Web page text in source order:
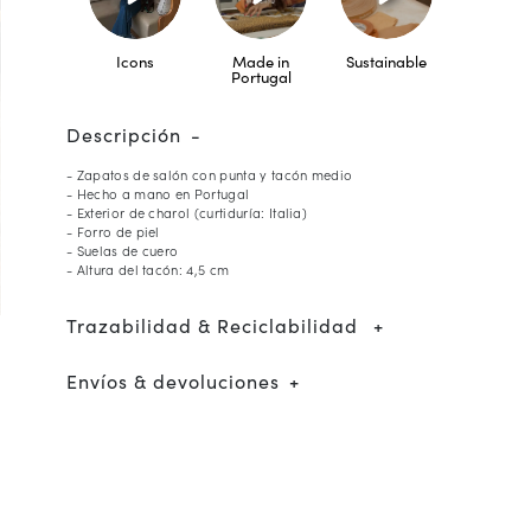
Icons Made in
Portugal
Sustainable
Descripción
- Zapatos de salón con punta y tacón medio
- Hecho a mano en Portugal
- Exterior de charol (curtiduría: Italia)
- Forro de piel
- Suelas de cuero
- Altura del tacón: 4,5 cm
Trazabilidad & Reciclabilidad
Envíos & devoluciones